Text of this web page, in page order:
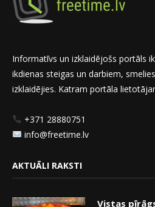
Informatīvs un izklaidējošs portāls
ikdienas steigas un darbiem,
izklaidējies. Katram portāla
+371 28880751
info@freetime.lv
AKTUĀLI RAKSTI
Vistas